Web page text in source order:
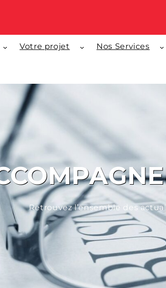
Votre projet Nos Services
Retrouvez l’ensemble des